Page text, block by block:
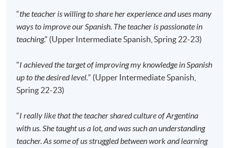
他班別或課程。
若個別學員缺席，本院將不提供補課或其他安排。
報名代碼
2445-2829AW
開課日期
2026年9月16日 (星期三)
時間
Causeway Bay, Hong Kong.
現時接受報名
“the teacher is willing to share her experience and uses many
ways to improve our Spanish. The teacher is passionate in
teaching.” (Upper Intermediate Spanish, Spring 22-23)
“I achieved the target of improving my knowledge in Spanish
up to the desired level.” (Upper Intermediate Spanish,
Spring 22-23)
“I really like that the teacher shared culture of Argentina
with us. She taught us a lot, and was such an understanding
teacher. As some of us struggled between work and learning